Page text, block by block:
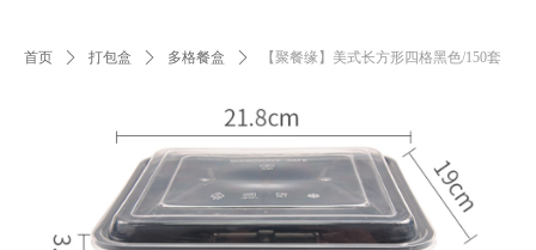
首页 ꄲ 打包盒 ꄲ 多格餐盒 ꄲ 【聚餐缘】美式长方形四格黑色/150套